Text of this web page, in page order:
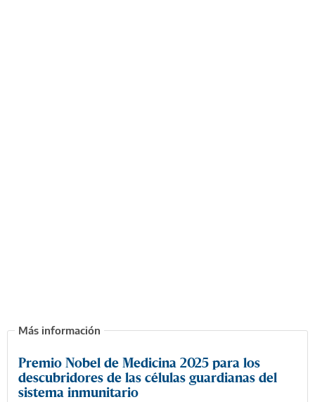
Premio Nobel de Medicina 2025 para los
descubridores de las células guardianas del
sistema inmunitario